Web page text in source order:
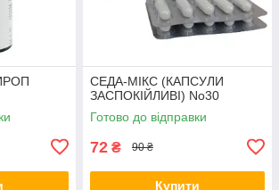
СЕДА-МІКС (КАПСУЛИ
ЗАСПОКІЙЛИВІ) No30
Готово до відправки
72 ₴ 90 ₴
Купити